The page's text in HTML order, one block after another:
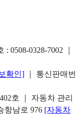
: 0508-0328-7002
확인]
｜ 통신판매번
호 ｜ 자동차 관리
항남로 976 [자동차